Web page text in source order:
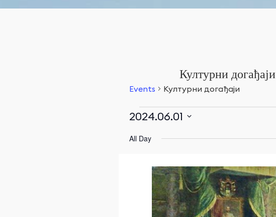
Културни догађаји
Events Културни догађаји
Events
2024
2024.06.01
date.
All Day